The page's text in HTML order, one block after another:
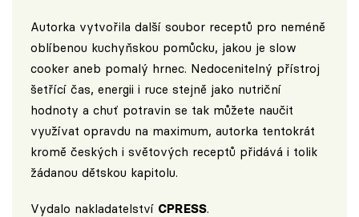
Autorka vytvořila další soubor receptů pro neméně
oblíbenou kuchyňskou pomůcku, jakou je slow
cooker aneb pomalý hrnec. Nedocenitelný přístroj
šetřící čas, energii i ruce stejně jako nutriční
hodnoty a chuť potravin se tak můžete naučit
využívat opravdu na maximum, autorka tentokrát
kromě českých i světových receptů přidává i tolik
žádanou dětskou kapitolu.
Vydalo nakladatelství CPRESS.